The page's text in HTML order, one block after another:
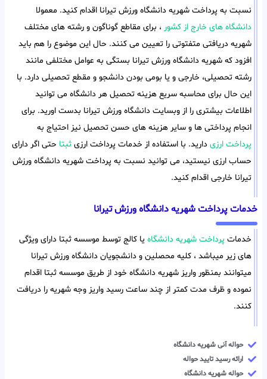
نسبت به پرداخت شهریه دانشگاه ورزش تیرانا اقدام کنید. معمولا
دانشگاه های خارج از کشور ، برای مقاطع گوناگون و رشته های مختلف
شهریه دریافتی متفتوتی را تعیین می کنند. حال این موضوع را هم باید
افزود که شهریه دانشگاه ورزش تیرانا بستگی به عوامل مختلفی مانند
رشته تحصیلی، خارجی و یا بومی بودن دانشجو و مقطع تحصیلی دارد. با
این حال برای محاسبه سریع هزینه تحصیل هر دانشگاه می توانید
اطلاعات بیشتری را از وبسایت دانشگاه ورزش تیرانا بدست اورید. برای
انجام پرداختی ها و سایر هزینه های حسن تحصیل نیز احتیاج به
پرداخت ارزی دارید. با استفاده از خدمات پرداخت ارزی ثبتا حتی اگر دارای
حساب ارزی نیستید، می توانید نسبت به پرداخت شهریه دانشگاه ورزش
تیرانا خارجی اقدام کنید.
خدمات پرداخت شهریه دانشگاه ورزش تیرانا
خدمات پرداخت شهریه دانشگاه یا کالج توسط موسسه ثبتا دارای ویژگی
های زیر میباشد ، کلیه محصلین و دانشجویان دانشگاه ورزش تیرانا
میتوانند بمنظور واریز شهریه دانشگاه خود از طریق موسسه ثبتا اقدام
نموده و ظرف مدت کمتر از چند ساعت رسید واریز وجه شهریه را دریافت
کنند.
حواله آنی شهریه دانشگاه
ارائه رسید تایید حواله
حواله شهریه دانشگاه